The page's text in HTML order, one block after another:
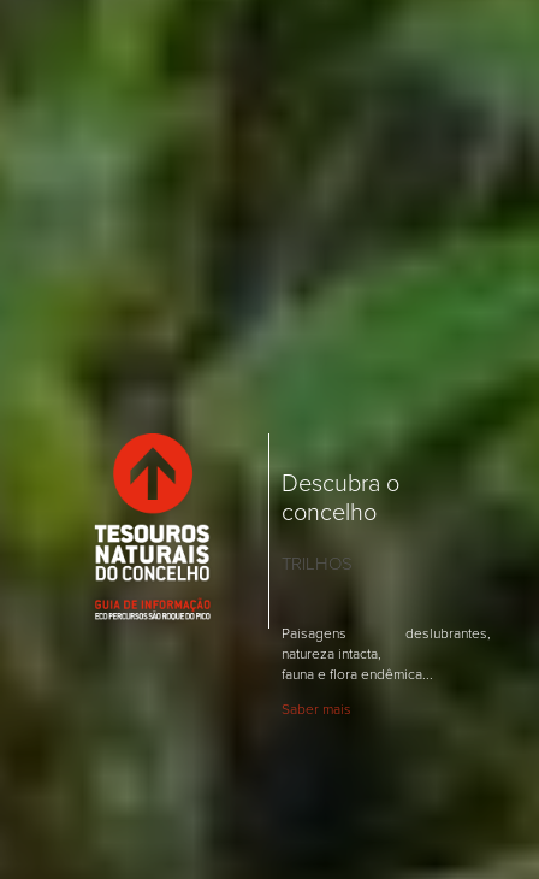
Descubra o
concelho
TRILHOS
Paisagens deslubrantes,
natureza intacta,
fauna e flora endêmica...
Saber mais